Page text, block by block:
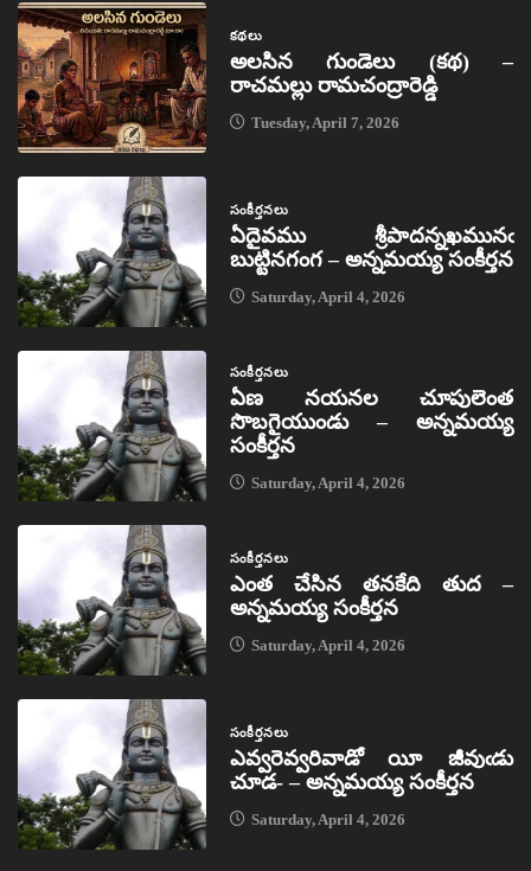
కథలు
అలసిన గుండెలు (కథ) –
రాచమల్లు రామచంద్రారెడ్డి
Tuesday, April 7, 2026
సంకీర్తనలు
ఏదైవము శ్రీపాదన్నఖమునఁ
బుట్టినగంగ – అన్నమయ్య సంకీర్తన
Saturday, April 4, 2026
సంకీర్తనలు
ఏణ నయనల చూపులెంత
సొబగైయుండు – అన్నమయ్య
సంకీర్తన
Saturday, April 4, 2026
సంకీర్తనలు
ఎంత చేసిన తనకేది తుద –
అన్నమయ్య సంకీర్తన
Saturday, April 4, 2026
సంకీర్తనలు
ఎవ్వరెవ్వరివాడో యీ జీవుఁడు
చూడ- – అన్నమయ్య సంకీర్తన
Saturday, April 4, 2026